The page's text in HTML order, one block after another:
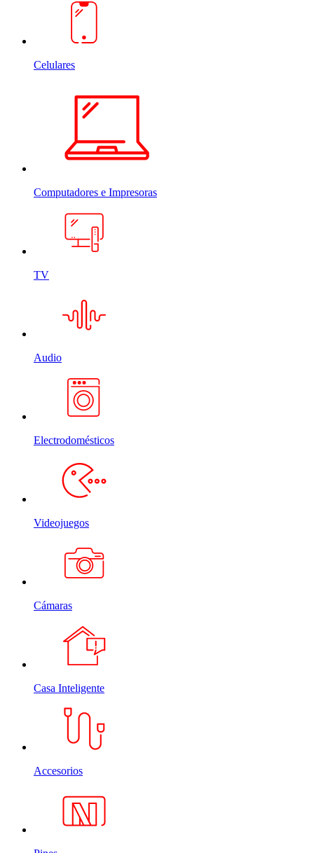
Celulares
Computadores e Impresoras
TV
Audio
Electrodomésticos
Videojuegos
Cámaras
Casa Inteligente
Accesorios